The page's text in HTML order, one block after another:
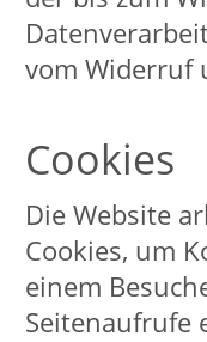
externen
Kursleitungen
darüber hinaus die
Werbezwecken. Eine
personenbezogenen
eingewilligt haben
aufgrund
und/oder
gerichtlicher
berechtigt oder